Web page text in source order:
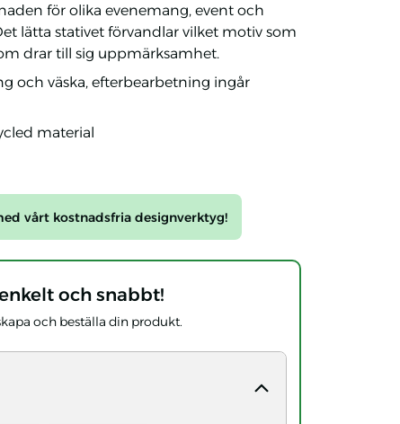
för inom- och utomhusbruk med tryckbar flaggduk
flaggor och banderoller både inomhus och utomhus.
miljöer. Hög genomtryckskvalitet för tydlig
för olika evenemang, event och
lätta stativet förvandlar vilket motiv som
drar till sig uppmärksamhet.
och väska, efterbearbetning ingår
material
vårt kostnadsfria designverktyg!
och snabbt!
och beställa din produkt.